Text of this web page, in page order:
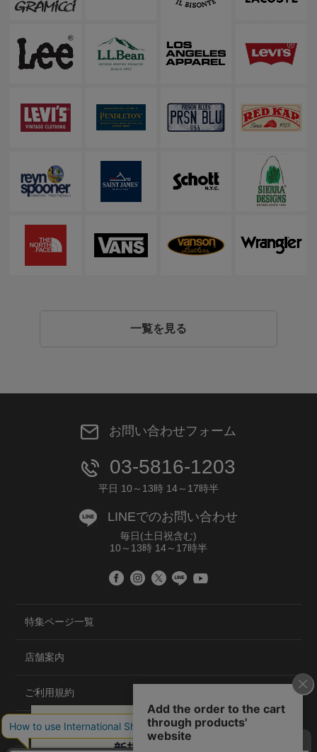
一覧を見る
お問い合わせフォーム
03-5816-1203
平日 10～13時 14～17時半
LINEでのお問い合わせ
毎日(土日祝含む)
10～13時 14～17時半
特集ページ一覧
店舗案内
ご利用規約
プライバシーポリシー